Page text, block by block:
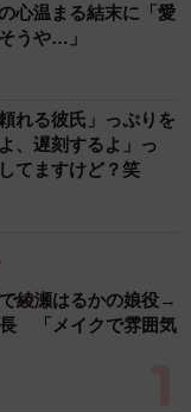
心温まる結末に「愛
うや…」
れる彼氏」っぷりを
、遅刻するよ」っ
てますけど？笑
綾瀬はるかの娘役→
「メイクで雰囲気